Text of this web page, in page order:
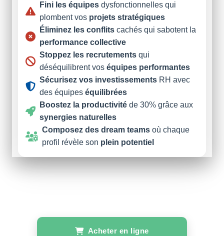
Fini les équipes dysfonctionnelles qui
plombent vos projets stratégiques
Éliminez les conflits cachés qui sabotent la
performance collective
Stoppez les recrutements qui
déséquilibrent vos équipes performantes
Sécurisez vos investissements RH avec
des équipes équilibrées
Boostez la productivité de 30% grâce aux
synergies naturelles
Composez des dream teams où chaque
profil révèle son plein potentiel
Acheter en ligne